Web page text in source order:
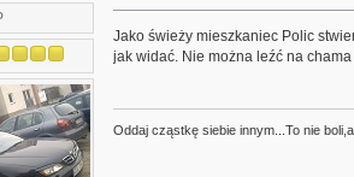
Jako świeży mieszkaniec Polic
jak widać. Nie można leźć na
Oddaj cząstkę siebie innym...To nie